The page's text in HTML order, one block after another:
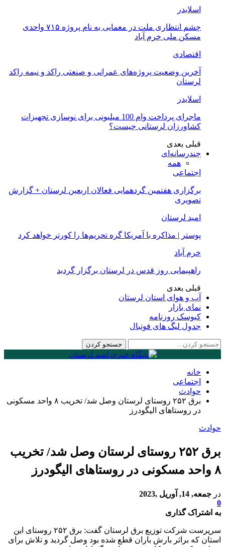
اسلایدر
چشم انتظاری ملت در معمایی به نام پروژه ۷۱۵ واحدی
مسکن ملی خرم آباد
اقتصادی
آخرین وضعیت پروژه‌های عمرانی و صنعتی راکد و نیمه راکد
لرستان
اسلایدر
ماجرای پرداخت وام 100 میلیونی برای نوسازی تجهیزات
کشاورزان لرستانی چیست؟
قبلی بعدی
چندرسانه‌ای
همه
اجتماعی
برگزاری هفتمین گردهمایی فعالان اربعین لرستان + گزارش
تصویری
امید لرستان
پوستر | مذاکره با آمریکا گره تحریم‌ها را کورتر خواهد کرد
خرم آباد
راهپیمایی روز قدس در لرستان برگزار گردید
قبلی بعدی
آب و هوای استان لرستان
نمای بازار
کیوسک روزنامه
جدول لیگ های فوتبال
خانه
اجتماعی
حوادث
برق ۲۵۲ روستای لرستان وصل شد/ تخریب ۸ واحد مسکونی
در روستا‌های الیگودرز
حوادث
برق ۲۵۲ روستای لرستان وصل شد/ تخریب
۸ واحد مسکونی در روستا‌های الیگودرز
در جمعه, 14, آوریل ,2023
0
به اشتراک گذاری
سرپرست شرکت توزیع برق لرستان گفت: برق ۲۵۲ روستای این
استان که براثر بارش باران قطع شده بود وصل گردید و تلاش برای